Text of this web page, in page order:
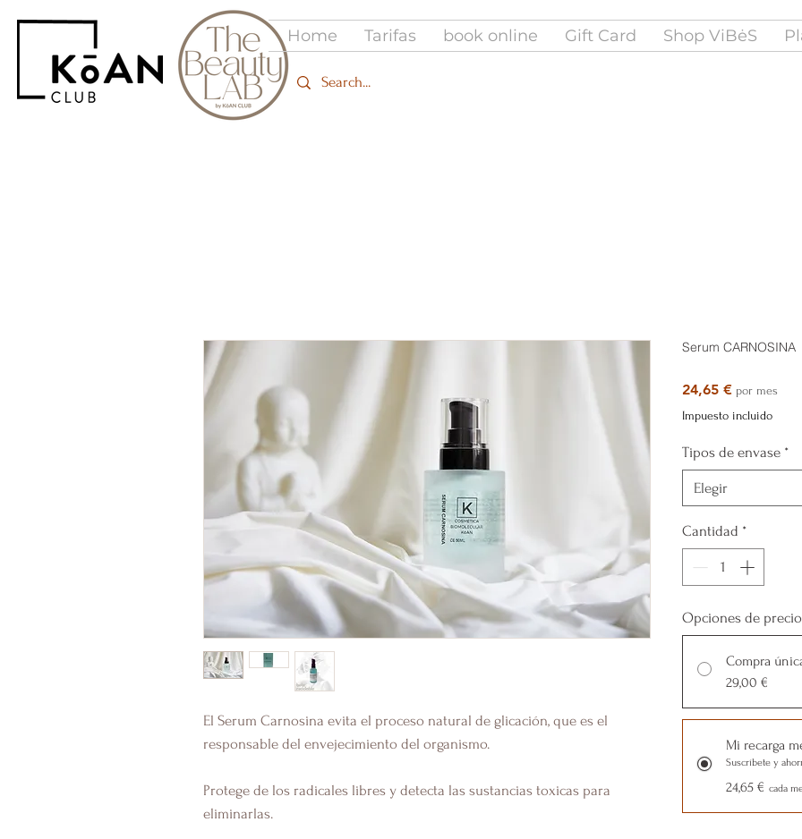
Home Tarifas book online Gift Card Shop ViBėS
El Serum Carnosina evita el proceso natural de glicación, que es el
responsable del envejecimiento del organismo.
Protege de los radicales libres y detecta las sustancias toxicas para
eliminarlas.
Serum CARNOSINA
24,65 €Precio
por mes
Impuesto incluido
Tipos de envase *
Elegir
Cantidad *
Opciones de
Compra
29,00 €
Mi recarga
Suscríbete y
24,65 € cada